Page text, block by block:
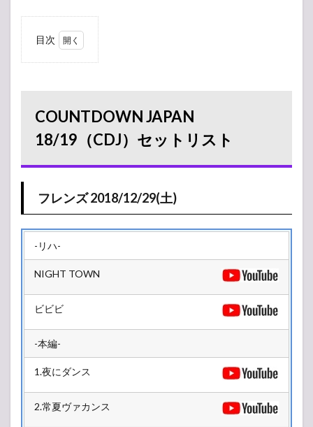
目次
セットリスト
2018/12/29(土)
2
2.1
EARTH
STAGE
2.2
STAGE
COSMO
STAGE
2.4
MOON
STAGE
ASTRO
COUNTDOWN JAPAN
18/19（CDJ）セットリスト
フレンズ 2018/12/29(土)
-リハ-
NIGHT TOWN
ビビビ
-本編-
1.夜にダンス
2.常夏ヴァカンス